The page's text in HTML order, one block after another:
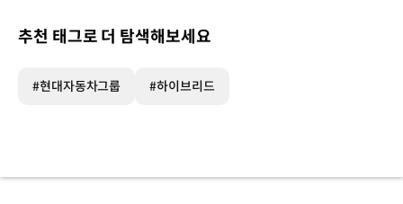
추천 태그로 더 탐색해보세요
#현대자동차그룹 #하이브리드